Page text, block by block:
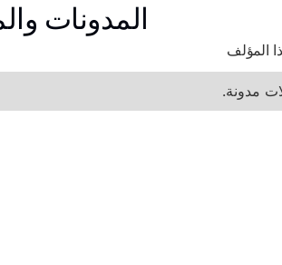
المدونات
المؤلف
مدونة.